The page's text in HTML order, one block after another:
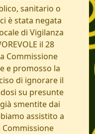
sanitario o
è stata negata
di Vigilanza
il 28
Commissione
e promosso la
di ignorare il
su presunte
smentite dai
assistito a